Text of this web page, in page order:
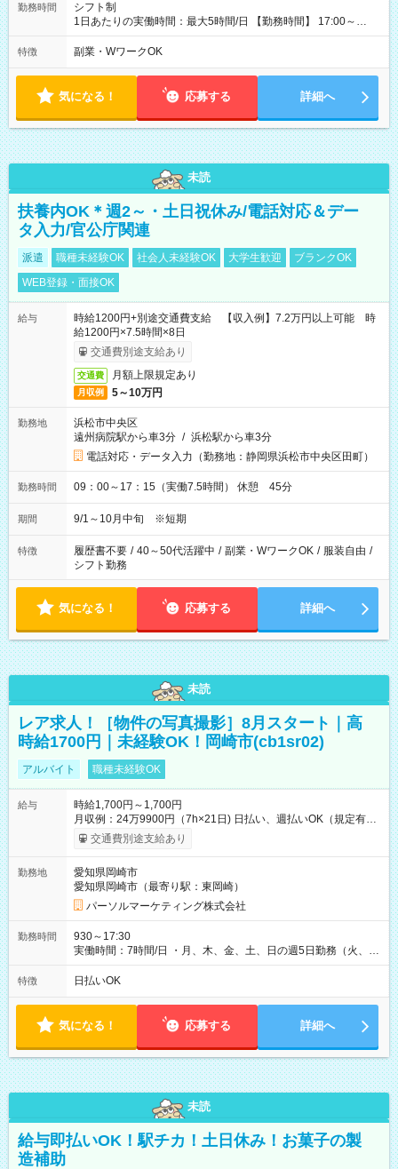
勤務時間
シフト制
1日あたりの実働時間：最大5時間/日 【勤務時間】 17:00～
22:00の間で、 週3日～・1日4時間～OK 【勤務日】 月・火・
水・木・金・土 ※定休日：日曜日 ★10：00～15:00も勤務でき
特徴 副業・WワークOK
気になる！ 応募する 詳細へ
未読
扶養内OK＊週2～・土日祝休み/電話対応＆デー
タ入力/官公庁関連
派遣 職種未経験OK 社会人未経験OK 大学生歓迎
ブランクOK
WEB登録・面接OK
給与
時給1200円+別途交通費支給 【収入例】7.2万円以上可能 時
給1200円×7.5時間×8日
交通費別途支給あり
交通費 月額上限規定あり
月収例 5～10万円
勤務地
浜松市中央区
遠州病院駅から車3分 / 浜松駅から車3分
電話対応・データ入力（勤務地：静岡県浜松市中央区田町）
勤務時間 09：00～17：15（実働7.5時間） 休憩 45分
期間 9/1～10月中旬 ※短期
特徴 履歴書不要 / 40～50代活躍中 / 副業・WワークOK / 服装自由 /
シフト勤務
気になる！ 応募する 詳細へ
未読
レア求人！［物件の写真撮影］8月スタート｜高
時給1700円｜未経験OK！岡崎市(cb1sr02)
アルバイト 職種未経験OK
給与
時給1,700円～1,700円
月収例：24万9900円（7h×21日) 日払い、週払いOK（規定有
り） 【試用期間】試用期間なし
交通費別途支給あり
勤務地
愛知県岡崎市
愛知県岡崎市（最寄り駅：東岡崎）
パーソルマーケティング株式会社
勤務時間
930～17:30
実働時間：7時間/日 ・月、木、金、土、日の週5日勤務（火、水
は固定休です／夏季、年末年始等、長期休暇有り！） ・ワンシ
フト！ 残業ほぼナシ（0～5h/月）
特徴 日払いOK
気になる！ 応募する 詳細へ
未読
給与即払いOK！駅チカ！土日休み！お菓子の製
造補助